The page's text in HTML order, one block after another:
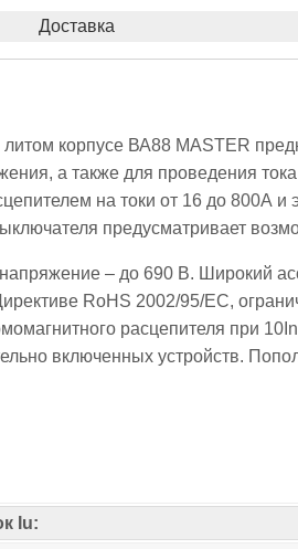
Доставка
корпусе ВА88 MASTER
а также для проведения
на токи от 16 до 800А
предусматривает
– до 690 В. Широкий
RoHS 2002/95/EC,
расцепителя при
включенных устройств.
Iu: